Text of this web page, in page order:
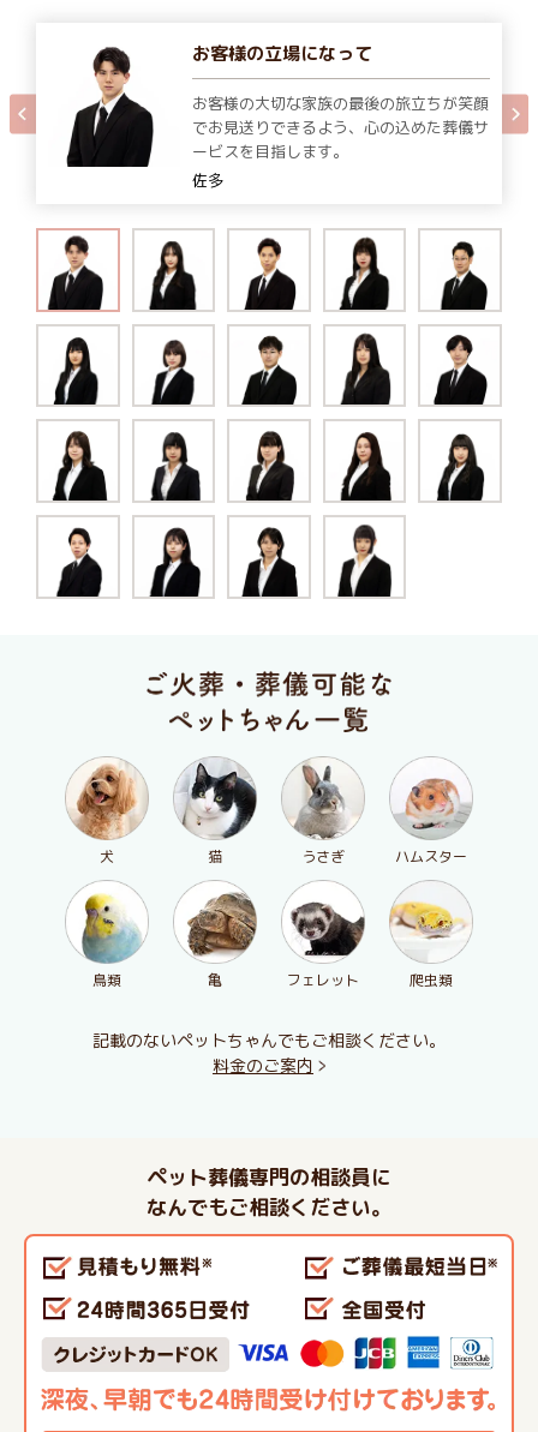
お客様の立場になって
お客様の大切な家族の最後の旅立ちが笑顔
でお見送りできるよう、心の込めた葬儀サ
ービスを目指します。
佐多
犬 猫 うさぎ ハムスター
鳥類 亀 フェレット 爬虫類
記載のないペットちゃんでもご相談ください。
料金のご案内
ペット葬儀専門の相談員に
なんでもご相談ください。